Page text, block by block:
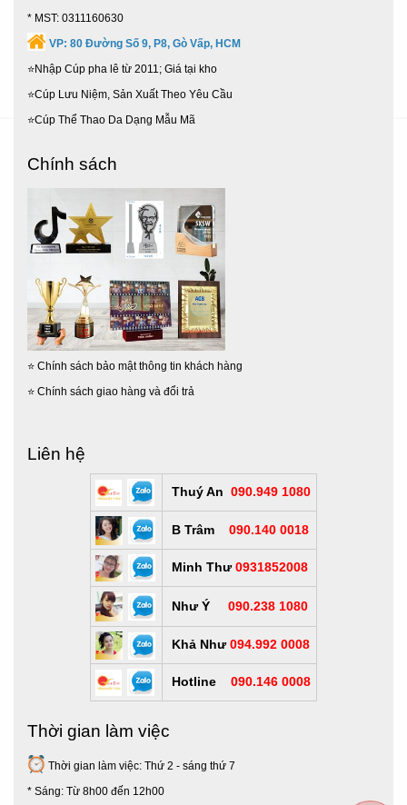
* MST: 0311160630
VP: 80 Đường Số 9, P8, Gò Vấp, HCM
⭐Nhập Cúp pha lê từ 2011; Giá tại kho
⭐Cúp Lưu Niệm, Sản Xuất Theo Yêu Cầu
⭐Cúp Thể Thao Da Dạng Mẫu Mã
Chính sách
⭐ Chính sách bảo mật thông tin khách hàng
⭐ Chính sách giao hàng và đổi trả
Liên hệ
Thuý An 090.949 1080
B Trâm 090.140 0018
Minh Thư 0931852008
Như Ý 090.238 1080
Khả Như 094.992 0008
Hotline 090.146 0008
Thời gian làm việc
Thời gian làm việc: Thứ 2 - sáng thứ 7
* Sáng: Từ 8h00 đến 12h00